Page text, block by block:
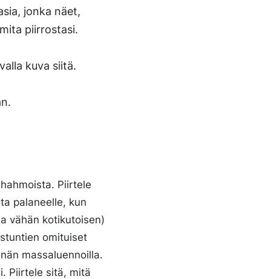
jonka näet,
piirrostasi.
kuva siitä.
Piirtele
palaneelle, kun
vähän kotikutoisen)
omituiset
massaluennoilla.
Piirtele sitä, mitä